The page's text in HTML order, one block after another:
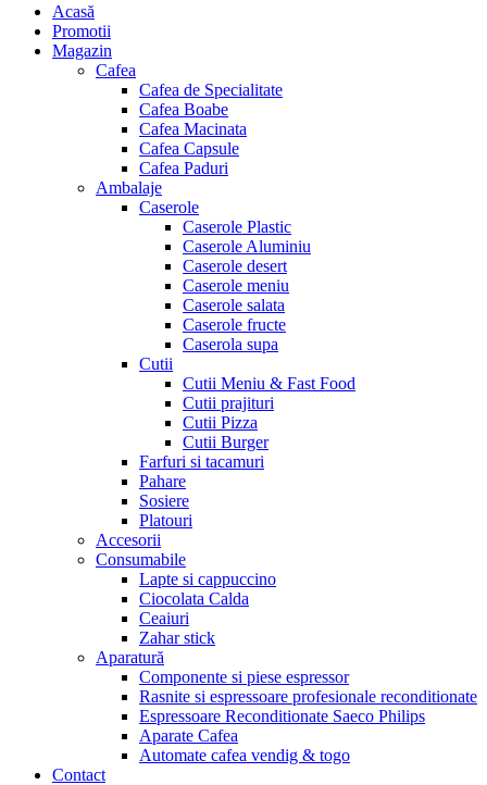
Menu
Acasă
Promotii
Magazin
Cafea
Cafea de Specialitate
Cafea Boabe
Cafea Macinata
Cafea Capsule
Cafea Paduri
Ambalaje
Caserole
Caserole Plastic
Caserole Aluminiu
Caserole desert
Caserole meniu
Caserole salata
Caserole fructe
Caserola supa
Cutii
Cutii Meniu & Fast Food
Cutii prajituri
Cutii Pizza
Cutii Burger
Farfuri si tacamuri
Pahare
Sosiere
Platouri
Accesorii
Consumabile
Lapte si cappuccino
Ciocolata Calda
Ceaiuri
Zahar stick
Aparatură
Componente si piese espressor
Rasnite si espressoare profesionale reconditionate
Espressoare Reconditionate Saeco Philips
Aparate Cafea
Automate cafea vendig & togo
Contact